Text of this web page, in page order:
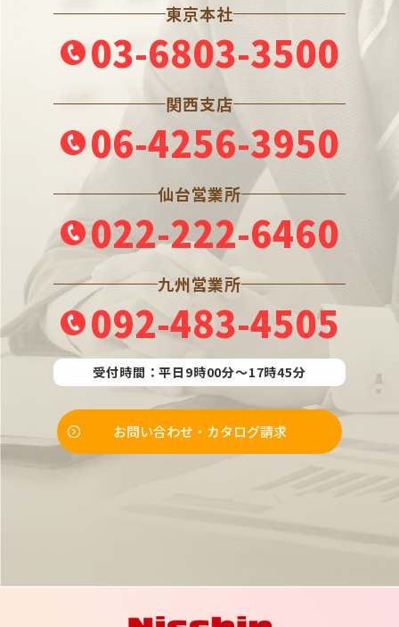
東京本社
03-6803-3500
関西支店
06-4256-3950
仙台営業所
022-222-6460
九州営業所
092-483-4505
受付時間：平日9時00分～17時45分
お問い合わせ・カタログ請求